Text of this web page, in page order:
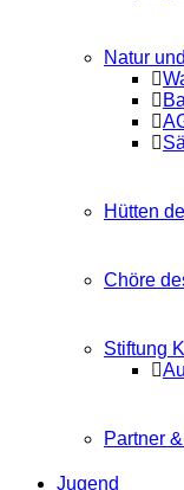
Natur
Hütten
Chöre
Stiftung
Partner
Jugend